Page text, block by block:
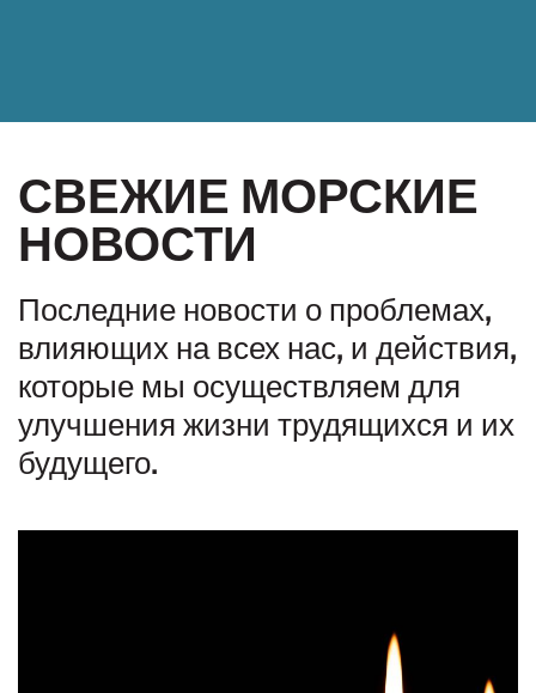
СВЕЖИЕ МОРСКИЕ
НОВОСТИ
Последние новости о проблемах,
влияющих на всех нас, и действия,
которые мы осуществляем для
улучшения жизни трудящихся и их
будущего.